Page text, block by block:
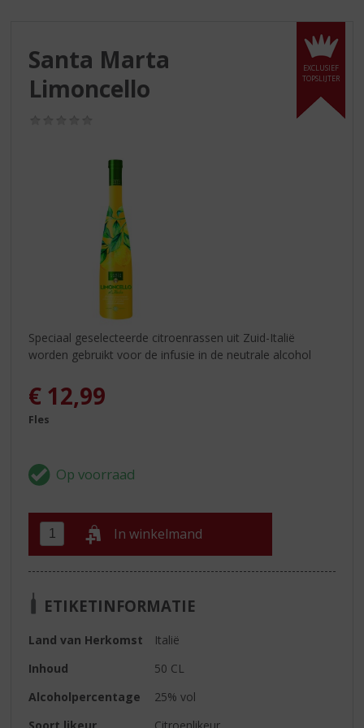
EXCLUSIEF
TOPSLIJTER
Santa Marta
Limoncello
Speciaal geselecteerde citroenrassen uit Zuid-Italië
worden gebruikt voor de infusie in de neutrale alcohol
€ 12,99
Fles
In winkelmand
ETIKETINFORMATIE
Land van Herkomst
Italië
Inhoud
50 CL
Alcoholpercentage
25% vol
Soort likeur
Citroenlikeur